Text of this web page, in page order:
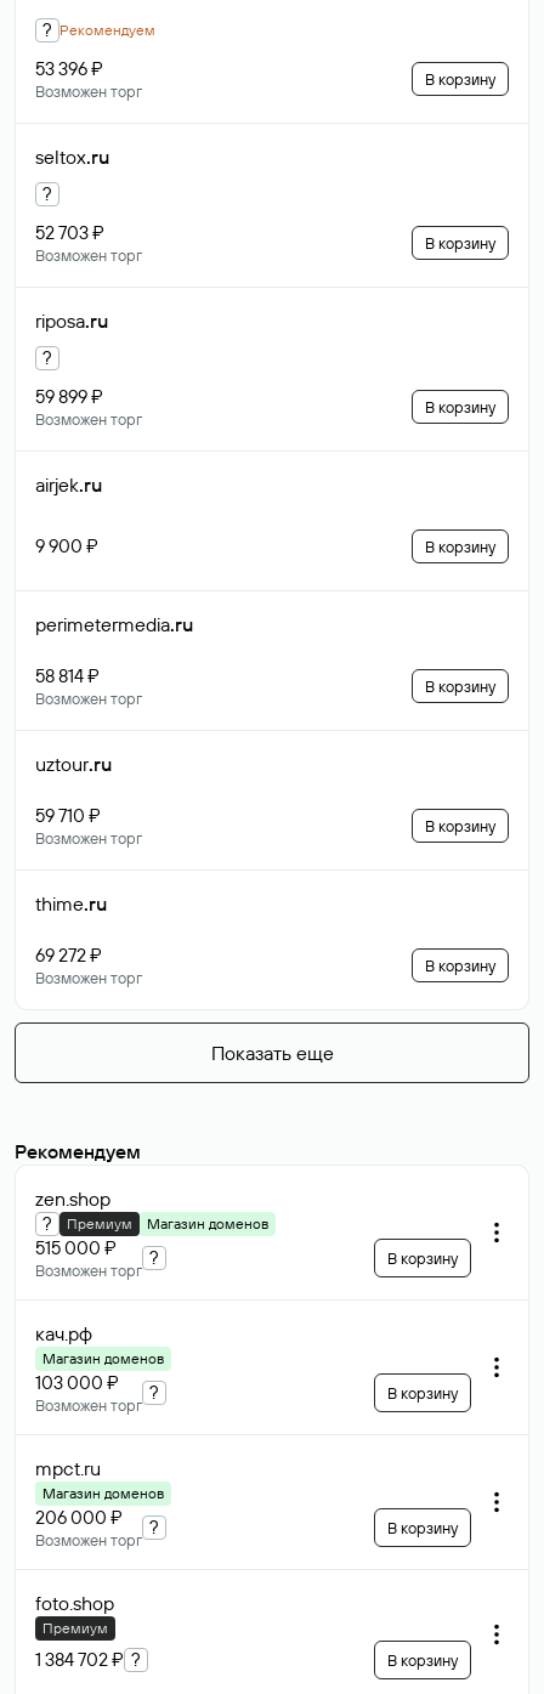
? Рекомендуем
53 396 ₽
Возможен торг
В корзину
seltox.ru
?
52 703 ₽
Возможен торг
В корзину
riposa.ru
?
59 899 ₽
Возможен торг
В корзину
airjek.ru
9 900 ₽ В корзину
perimetermedia.ru
58 814 ₽
Возможен торг
В корзину
uztour.ru
59 710 ₽
Возможен торг
В корзину
thime.ru
69 272 ₽
Возможен торг
В корзину
Показать еще
Рекомендуем
zen.shop
? Премиум Магазин доменов
515 000 ₽
Возможен торг
? В корзину
кач.рф
Магазин доменов
103 000 ₽
Возможен торг
? В корзину
mpct.ru
Магазин доменов
206 000 ₽
Возможен торг
? В корзину
foto.shop
Премиум
1 384 702 ₽ ? В корзину